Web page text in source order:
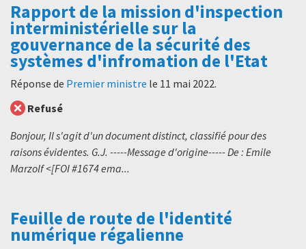
Rapport de la mission d'inspection
interministérielle sur la
gouvernance de la sécurité des
systèmes d'infromation de l'Etat
Réponse de Premier ministre le 11 mai 2022.
Refusé
Bonjour, Il s'agit d'un document distinct, classifié pour des
raisons évidentes. G.J. -----Message d'origine----- De : Emile
Marzolf <[FOI #1674 ema...
Feuille de route de l'identité
numérique régalienne